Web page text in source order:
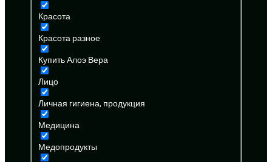
Красота
Красота разное
Купить Алоэ Вера
Лицо
Личная гигиена, продукция
Медицина
Медопродукты